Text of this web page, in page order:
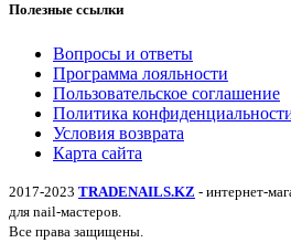
Полезные ссылки
Вопросы и ответы
Программа лояльности
Пользовательское соглашение
Политика
Условия возврата
Карта сайта
2017-2023 TRADENAILS.KZ - интернет-
для nail-мастеров.
Все права защищены.